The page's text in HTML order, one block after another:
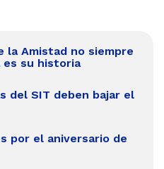
la Amistad no siempre
es su historia
del SIT deben bajar el
por el aniversario de